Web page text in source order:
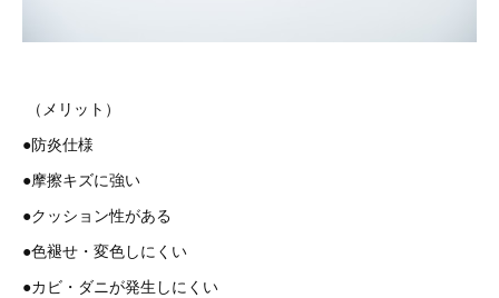
（メリット）
●防炎仕様
●摩擦キズに強い
●クッション性がある
●色褪せ・変色しにくい
●カビ・ダニが発生しにくい